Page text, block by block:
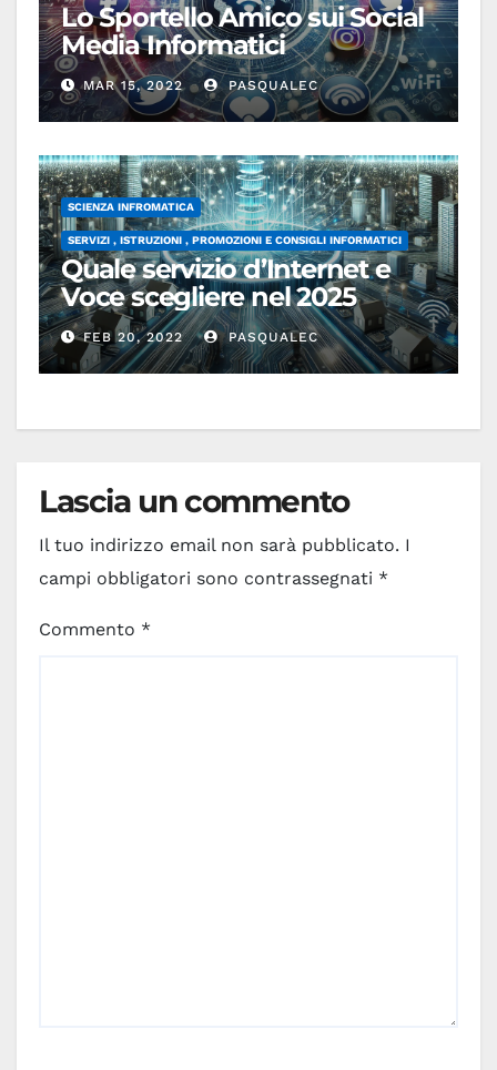
Lo Sportello Amico sui Social
Media Informatici
MAR 15, 2022 PASQUALEC
SCIENZA INFROMATICA
SERVIZI , ISTRUZIONI , PROMOZIONI E CONSIGLI INFORMATICI
Quale servizio d’Internet e
Voce scegliere nel 2025
FEB 20, 2022 PASQUALEC
Lascia un commento
Il tuo indirizzo email non sarà pubblicato. I
campi obbligatori sono contrassegnati *
Commento *